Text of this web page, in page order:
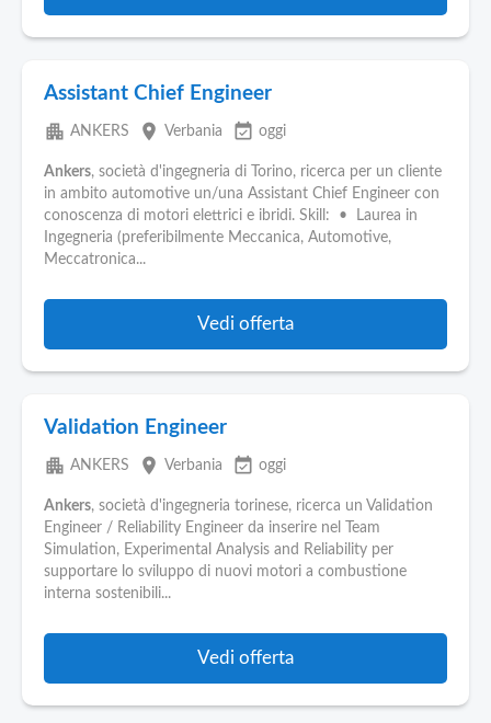
Assistant Chief Engineer
apartment ANKERS place Verbania event_available oggi
Ankers, società d'ingegneria di Torino, ricerca per un cliente
in ambito automotive un/una Assistant Chief Engineer con
conoscenza di motori elettrici e ibridi. Skill: • Laurea in
Ingegneria (preferibilmente Meccanica, Automotive,
Meccatronica...
Vedi offerta
Validation Engineer
apartment ANKERS place Verbania event_available oggi
Ankers, società d'ingegneria torinese, ricerca un Validation
Engineer / Reliability Engineer da inserire nel Team
Simulation, Experimental Analysis and Reliability per
supportare lo sviluppo di nuovi motori a combustione
interna sostenibili...
Vedi offerta